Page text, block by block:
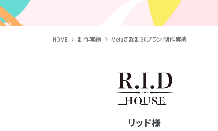
HOME 制作実績 Meta定額制30プラン 制作実績
リッド様